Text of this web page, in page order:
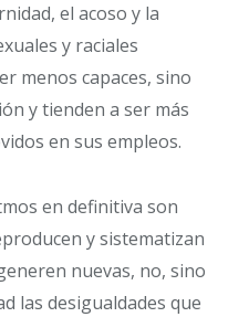
el acoso y la
y raciales
menos capaces, sino
y tienden a ser más
en sus empleos.
en definitiva son
y sistematizan
nuevas, no, sino
las desigualdades que